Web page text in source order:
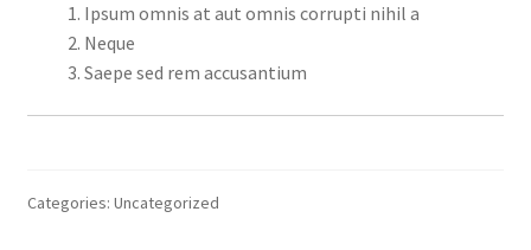
Ipsum omnis at aut omnis corrupti nihil a
Neque
Saepe sed rem accusantium
Categories: Uncategorized